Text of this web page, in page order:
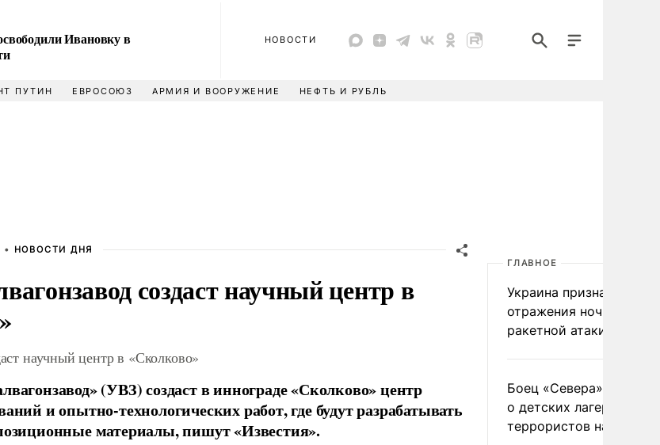
Ивановку в
НОВОСТИ
ПУТИН ЕВРОСОЮЗ АРМИЯ И ВООРУЖЕНИЕ НЕФТЬ И РУБЛЬ
• НОВОСТИ ДНЯ
создаст научный центр в
научный центр в «Сколково»
(УВЗ) создаст в иннограде «Сколково» центр
и опытно-технологических работ, где будут разрабатывать
материалы, пишут «Известия».
ГЛАВНОЕ
Украина признала
отражения ночной
ракетной атаки
Боец «Севера»
о детских лагерях
террористов на